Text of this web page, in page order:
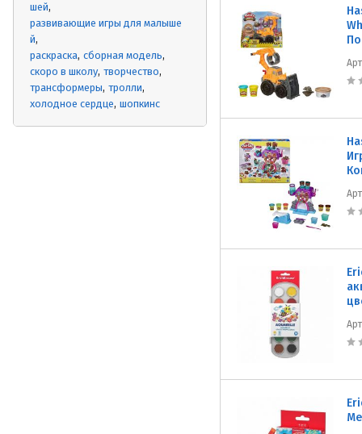
шей
развивающие игры для малыше
й
раскраска сборная модель
скоро в школу творчество
трансформеры тролли
холодное сердце шопкинс